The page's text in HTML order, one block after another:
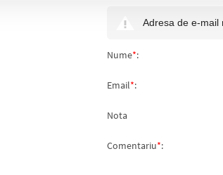
Adresa de e-mail
Nume*:
Email*:
Nota
Comentariu*: